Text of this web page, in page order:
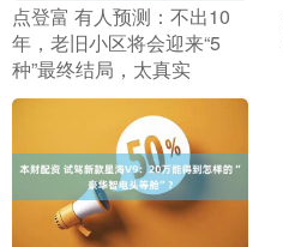
​点登富 有人预测：不出10
年，老旧小区将会迎来“5
种”最终结局，太真实